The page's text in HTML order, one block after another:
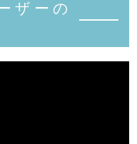
ザーの